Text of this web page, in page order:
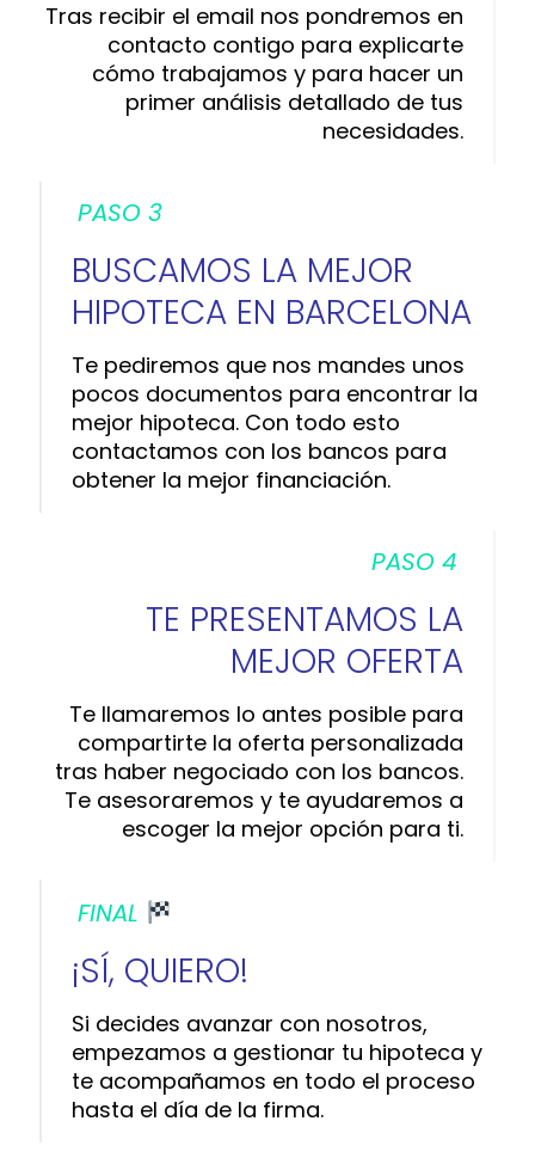
Tras recibir el email nos pondremos en
contacto contigo para explicarte
cómo trabajamos y para hacer un
primer análisis detallado de tus
necesidades.
PASO 3
BUSCAMOS LA MEJOR
HIPOTECA EN BARCELONA
Te pediremos que nos mandes unos
pocos documentos para encontrar la
mejor hipoteca. Con todo esto
contactamos con los bancos para
obtener la mejor financiación.
PASO 4
TE PRESENTAMOS LA
MEJOR OFERTA
Te llamaremos lo antes posible para
compartirte la oferta personalizada
tras haber negociado con los bancos.
Te asesoraremos y te ayudaremos a
escoger la mejor opción para ti.
FINAL
¡SÍ, QUIERO!
Si decides avanzar con nosotros,
empezamos a gestionar tu hipoteca y
te acompañamos en todo el proceso
hasta el día de la firma.